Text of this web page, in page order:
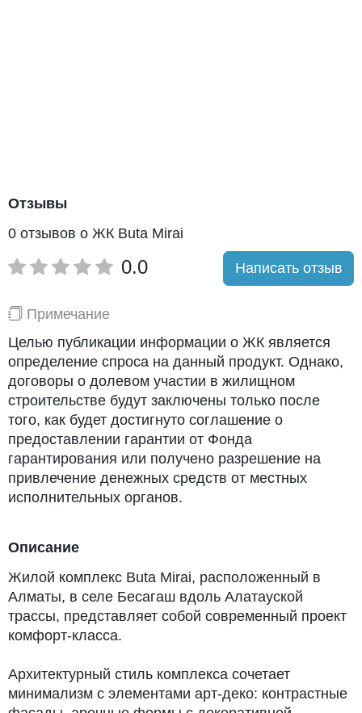
Отзывы
0 отзывов о ЖК Buta Mirai
0.0 Написать отзыв
Примечание
Целью публикации информации о ЖК является
определение спроса на данный продукт. Однако,
договоры о долевом участии в жилищном
строительстве будут заключены только после
того, как будет достигнуто соглашение о
предоставлении гарантии от Фонда
гарантирования или получено разрешение на
привлечение денежных средств от местных
исполнительных органов.
Описание
Жилой комплекс Buta Mirai, расположенный в
Алматы, в селе Бесагаш вдоль Алатауской
трассы, представляет собой современный проект
комфорт-класса.
Архитектурный стиль комплекса сочетает
минимализм с элементами арт-деко: контрастные